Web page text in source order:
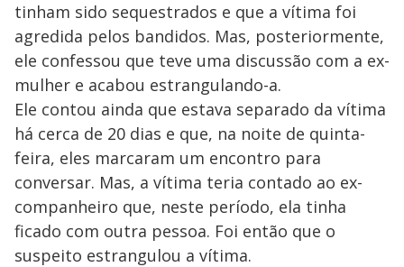
tinham sido sequestrados e que a vítima foi
agredida pelos bandidos. Mas, posteriormente,
ele confessou que teve uma discussão com a ex-
mulher e acabou estrangulando-a.
Ele contou ainda que estava separado da vítima
há cerca de 20 dias e que, na noite de quinta-
feira, eles marcaram um encontro para
conversar. Mas, a vítima teria contado ao ex-
companheiro que, neste período, ela tinha
ficado com outra pessoa. Foi então que o
suspeito estrangulou a vítima.